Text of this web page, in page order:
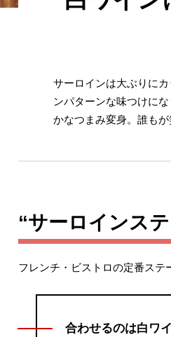
サーロインは大ぶりに
ンパターンな味つけに
かなつまみ変身。誰も
“サーロインス
フレンチ・ビストロの定番ステ
合わせるのは白ワイ